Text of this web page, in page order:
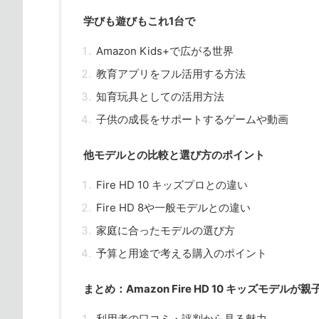
学びも遊びもこれ1台で
Amazon Kids+で広がる世界
教育アプリをフル活用する方法
知育玩具としての活用方法
子供の成長をサポートするゲームや動画
他モデルとの比較と選び方のポイント
Fire HD 10 キッズプロとの違い
Fire HD 8や一般モデルとの違い
家庭に合ったモデルの選び方
予算と用途で考える購入のポイント
まとめ：Amazon Fire HD 10 キッズモデルが親